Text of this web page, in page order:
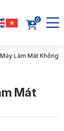
0
Làm Mát Không
Mát